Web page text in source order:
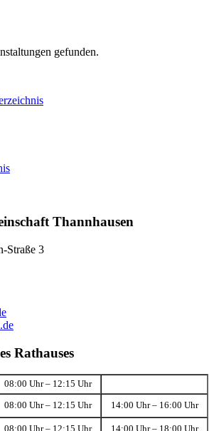
gefunden.
Thannhausen
Straße 3
Rathauses
08:00 Uhr – 12:15 Uhr
08:00 Uhr – 12:15 Uhr 14:00 Uhr – 16:00 Uhr